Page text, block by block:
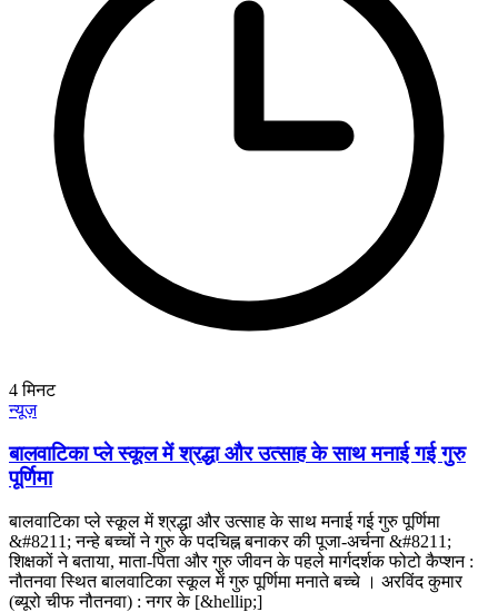
4मिनट
न्यूज़
बालवाटिका प्ले स्कूल में श्रद्धा और उत्साह के साथ मनाई गई गुरु
पूर्णिमा
बालवाटिका प्ले स्कूल में श्रद्धा और उत्साह के साथ मनाई गई गुरु पूर्णिमा
&#8211; नन्हे बच्चों ने गुरु के पदचिह्न बनाकर की पूजा-अर्चना &#8211;
शिक्षकों ने बताया, माता-पिता और गुरु जीवन के पहले मार्गदर्शक फोटो कैप्शन :
नौतनवा स्थित बालवाटिका स्कूल में गुरु पूर्णिमा मनाते बच्चे । अरविंद कुमार
(ब्यूरो चीफ नौतनवा) : नगर के [&hellip;]